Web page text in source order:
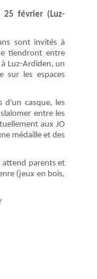
25 février (Luz-
sont invités à
tiendront entre
Luz-Ardiden, un
sur les espaces
d'un casque, les
entre les
aux JO
médaille et des
attend parents et
(jeux en bois,